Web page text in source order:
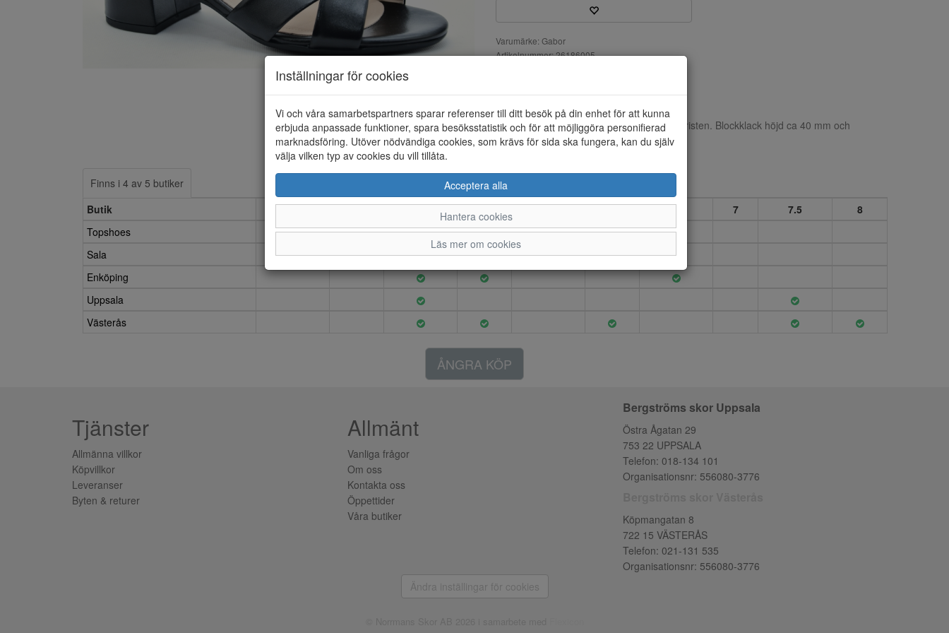
Varumärke: Gabor
Artikelnummer: 26186005
Färg: Svart
Sandalett i skinn med justerbar rem över vristen. Blockklack höjd ca 40 mm och
innersulan är i skinn.
Finns i 4 av 5 butiker
Butik
3.5 4 4.5 5 5.5 6 6.5 7 7.5
8
Topshoes
Sala
Enköping
Uppsala
Västerås
ÅNGRA KÖP
Inställningar för cookies
Vi och våra samarbetspartners sparar referenser till ditt besök på din enhet för att kunna
erbjuda anpassade funktioner, spara besöksstatistik och för att möjliggöra personifierad
marknadsföring. Utöver nödvändiga cookies, som krävs för sida ska fungera, kan du själv
välja vilken typ av cookies du vill tillåta.
Acceptera alla
Hantera cookies
Läs mer om cookies
Tjänster
Allmänna villkor
Köpvillkor
Leveranser
Byten & returer
Allmänt
Vanliga frågor
Om oss
Kontakta oss
Öppettider
Våra butiker
Bergströms skor Uppsala
Östra Ågatan 29
753 22 UPPSALA
Telefon: 018-134 101
Organisationsnr: 556080-3776
Köpmangatan 8
722 15 VÄSTERÅS
Telefon: 021-131 535
Organisationsnr: 556080-3776
Ändra inställingar för cookies